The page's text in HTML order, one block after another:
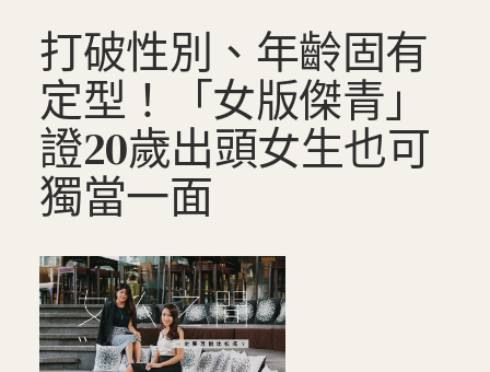
打破性別、年齡固有
定型！「女版傑青」
證20歲出頭女生也可
獨當一面